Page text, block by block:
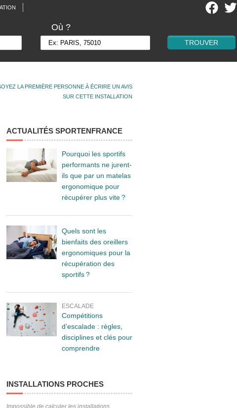
Où ?
LA PREMIÈRE PERSONNE À ÉCRIRE UN AVIS
SUR CETTE INSTALLATION
ACTUALITÉS SPORTENFRANCE
Pourquoi les sportifs
performants ne jurent-
ils que par un matelas
ergonomique pour
récupérer plus vite ?
Quels sont les
bienfaits des oreillers
ergonomiques pour la
récupération des
sportifs ?
ESCALADE
Compétitions
d’escalade : règles,
disciplines et clés pour
comprendre
INSTALLATIONS PROCHES
Impossible de calculer les installations